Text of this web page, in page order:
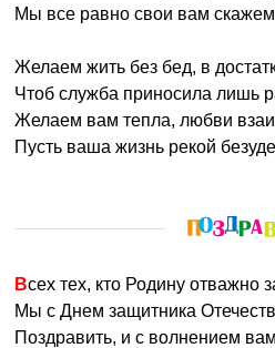
Мы все равно свои вам
Желаем жить без бед, в
Чтоб служба приносила лишь
Желаем вам тепла, любви
Пусть ваша жизнь рекой
Всех тех, кто Родину отважно
Мы с Днем защитника
Поздравить, и с волнением